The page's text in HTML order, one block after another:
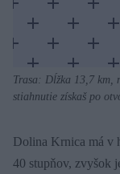
Trasa: Dĺžka 13,7 km,
stiahnutie získaš po
Dolina Krnica má v
40 stupňov, zvyšok